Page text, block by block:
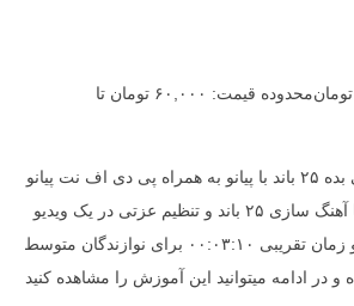
تومان
محدوده قیمت: ۶۰,۰۰۰ تومان تا
آموزش آهنگ چقدر تنهایی بده ۲۵ باند با پیانو به همراه پی دی اف نت پیانو
چقدر تنهایی بده ۲۵ باند با آهنگ سازی ۲۵ باند و تنظیم عزتی در یک ویدیو
آموزشی با فرمت MP4 و زمان تقریبی ۰۰:۰۳:۱۰ برای نوازندگان متوسط
و در ادامه میتوانید این آموزش را مشاهده کنید